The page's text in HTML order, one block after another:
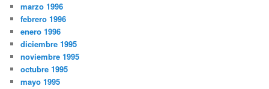
marzo 1996
febrero 1996
enero 1996
diciembre 1995
noviembre 1995
octubre 1995
mayo 1995